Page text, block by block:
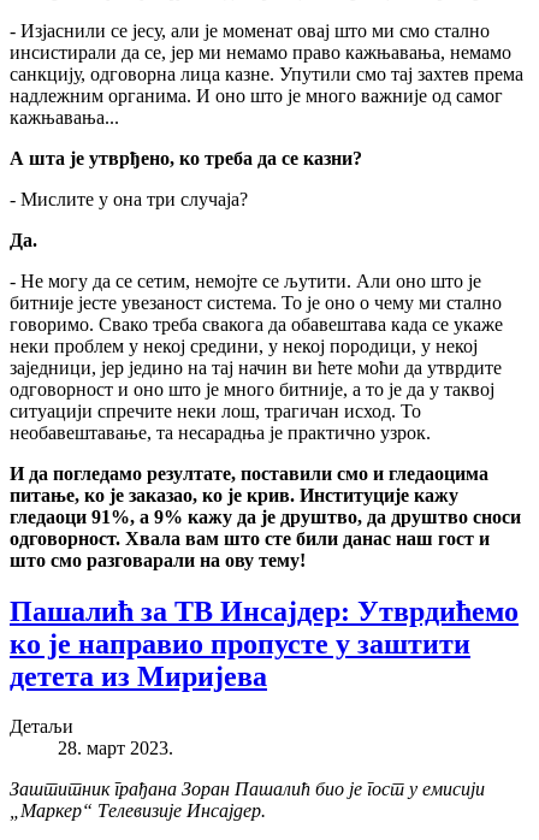
- Изјаснили се јесу, али је моменат овај што ми смо стално
инсистирали да се, јер ми немамо право кажњавања, немамо
санкцију, одговорна лица казне. Упутили смо тај захтев према
надлежним органима. И оно што је много важније од самог
кажњавања...
А шта је утврђено, ко треба да се казни?
- Мислите у она три случаја?
Да.
- Не могу да се сетим, немојте се љутити. Али оно што је
битније јесте увезаност система. То је оно о чему ми стално
говоримо. Свако треба свакога да обавештава када се укаже
неки проблем у некој средини, у некој породици, у некој
заједници, јер једино на тај начин ви ћете моћи да утврдите
одговорност и оно што је много битније, а то је да у таквој
ситуацији спречите неки лош, трагичан исход. То
необавештавање, та несарадња је практично узрок.
И да погледамо резултате, поставили смо и гледаоцима
питање, ко је заказао, ко је крив. Институције кажу
гледаоци 91%, а 9% кажу да је друштво, да друштво сноси
одговорност. Хвала вам што сте били данас наш гост и
што смо разговарали на ову тему!
Пашалић за ТВ Инсајдер: Утврдићемо
ко је направио пропусте у заштити
детета из Миријева
Детаљи
28. март 2023.
Заштитник грађана Зоран Пашалић био је гост у емисији
„Маркер“ Телевизије Инсајдер.